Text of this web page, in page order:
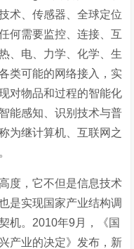
术、传感器、全球定位
何需要监控、连接、互
、电、力学、化学、生
类可能的网络接入，实
对物品和过程的智能化
能感知、识别技术与普
为继计算机、互联网之
度，它不但是信息技术
是实现国家产业结构调
机。2010年9月，《国
产业的决定》发布，新